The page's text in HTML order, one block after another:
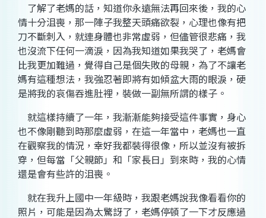
了解了老媽的話，知道你永遠無法再回來後，我的心
情十分沮喪，那一陣子我整天頭痛欲裂，心理也像有把
刀不斷刺入，就連身體也非常虛弱，但儘管很悲痛，我
也沒流下任何一滴淚，因為我知道如果我哭了，老媽會
比我更加難過，覺得自己是個失敗的母親，為了不讓老
媽有這種想法，我強忍著即將有如傾盆大雨的眼淚，硬
是將我的哀傷吞進肚裡，裝做一副無所謂的樣子。
就這樣持續了一年，我漸漸能夠接受這件事實，身心
也不像剛聽到時那麼虛弱，在這一年當中，老媽也一直
在觀察我的情況，幸好我都裝得很像，所以並沒有被拆
穿，但每當「父親節」和「家長日」到來時，我的心情
還是會有些許的沮喪。
就在我升上國中一年級時，我跟老媽說我像看看你的
照片，可能是因為太驚訝了，老媽停頓了一下才反應過